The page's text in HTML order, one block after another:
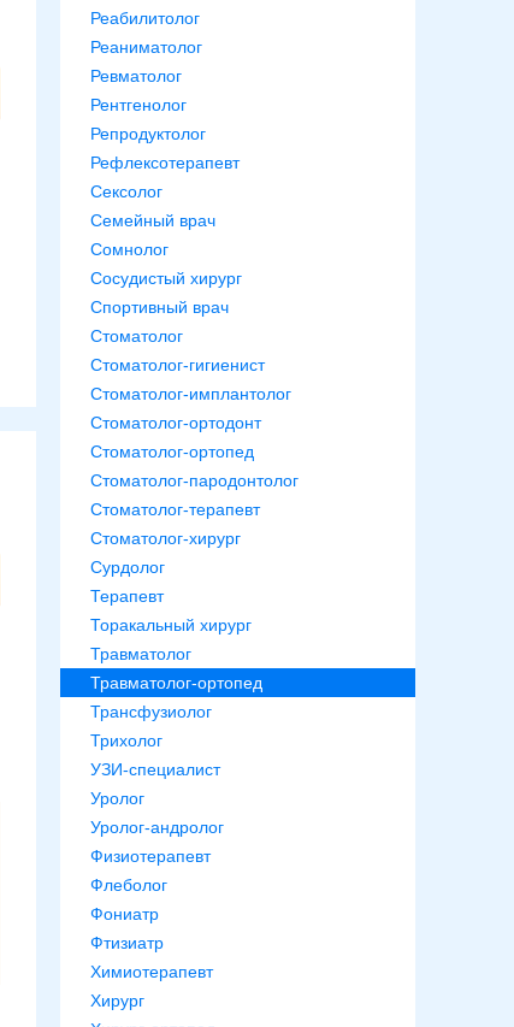
Реабилитолог
Реаниматолог
Ревматолог
Рентгенолог
Репродуктолог
Рефлексотерапевт
Сексолог
Семейный врач
Сомнолог
Сосудистый хирург
Спортивный врач
Стоматолог
Стоматолог-гигиенист
Стоматолог-имплантолог
Стоматолог-ортодонт
Стоматолог-ортопед
Стоматолог-пародонтолог
Стоматолог-терапевт
Стоматолог-хирург
Сурдолог
Терапевт
Торакальный хирург
Травматолог
Травматолог-ортопед
Трансфузиолог
Трихолог
УЗИ-специалист
Уролог
Уролог-андролог
Физиотерапевт
Флеболог
Фониатр
Фтизиатр
Химиотерапевт
Хирург